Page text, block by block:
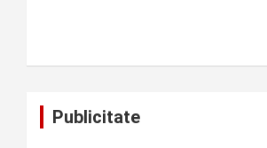
Publicitate